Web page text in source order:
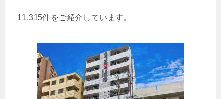
11,315件をご紹介しています。